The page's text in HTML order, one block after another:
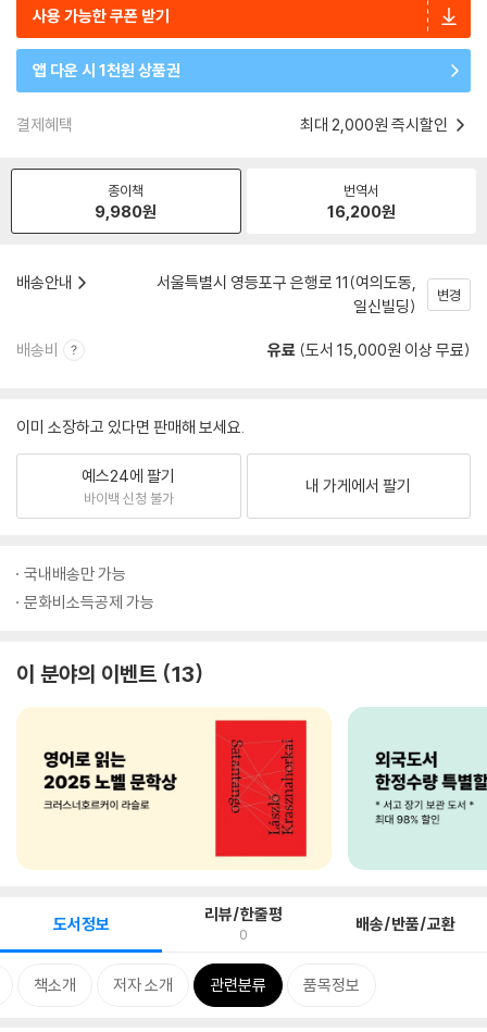
사용 가능한 쿠폰 받기
앱 다운 시 1천원 상품권
결제혜택 최대 2,000원 즉시할인
종이책
9,980원
번역서
16,200원
배송안내
서울특별시 영등포구 은행로 11(여의도동,
일신빌딩)
변경
배송비 유료 (도서 15,000원 이상 무료)
이미 소장하고 있다면 판매해 보세요.
예스24에 팔기
바이백 신청 불가
내 가게에서 팔기
국내배송만 가능
문화비소득공제 가능
이 분야의 이벤트 13
도서정보 리뷰/한줄평
0 배송/반품/교환
책소개 저자 소개 관련분류 품목정보